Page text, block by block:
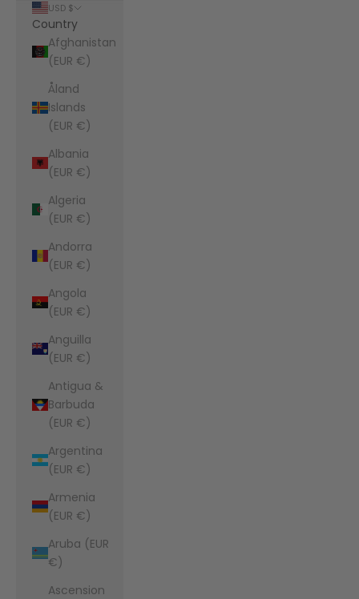
USD $
Country
Afghanistan
(EUR €)
Åland
Islands
(EUR €)
Albania
(EUR €)
Algeria
(EUR €)
Andorra
(EUR €)
Angola
(EUR €)
Anguilla
(EUR €)
Antigua &
Barbuda
(EUR €)
Argentina
(EUR €)
Armenia
(EUR €)
Aruba (EUR
€)
Ascension